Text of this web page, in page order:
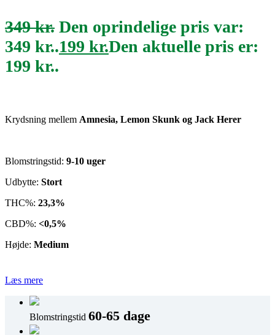
349kr. Den oprindelige pris var:
349 kr..199 kr.Den aktuelle pris er:
199 kr..
Krydsning mellem Amnesia, Lemon Skunk og Jack Herer
Blomstringstid: 9-10 uger
Udbytte: Stort
THC%: 23,3%
CBD%: <0,5%
Højde: Medium
Læs mere
Blomstringstid 60-65 dage